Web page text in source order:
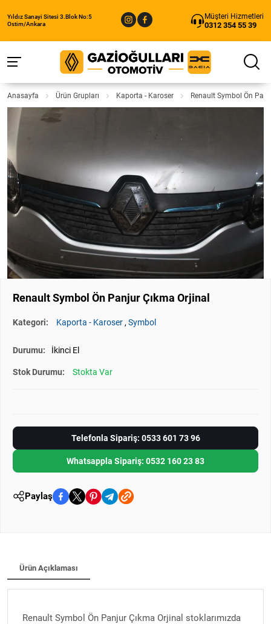
Yıldız Sanayi Sitesi 3.Blok No:5
Ostim/Ankara
Müşteri Hizmetleri
0312 354 55 39
Anasayfa Ürün Grupları Kaporta - Karoser Renault Symbol Ön
Renault Symbol Ön Panjur Çıkma Orjinal
Kategori: Kaporta - Karoser , Symbol
Durumu: İkinci El
Stok Durumu: Stokta Var
Telefonla Sipariş: 0533 601 73 96
Whatsappla Sipariş: 0532 160 23 83
Paylaş
Ürün Açıklaması
Renault Symbol Ön Panjur Çıkma Orjinal stoklarımızda